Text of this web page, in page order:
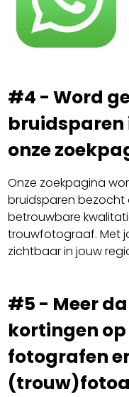
#4 - Word
bruidsparen
onze
Onze zoekpagina
bruidsparen bezocht
betrouwbare
trouwfotograaf. Met
zichtbaar in jouw
#5 - Meer
kortingen
fotografen